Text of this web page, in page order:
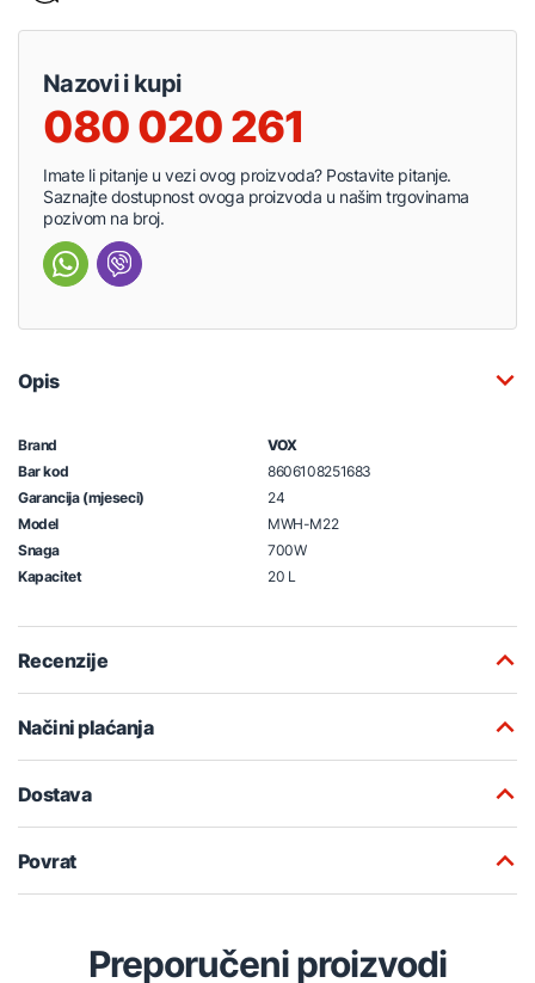
Nazovi i kupi
080 020 261
Imate li pitanje u vezi ovog proizvoda? Postavite pitanje.
Saznajte dostupnost ovoga proizvoda u našim trgovinama
pozivom na broj.
Opis
Brand
VOX
Bar kod
8606108251683
Garancija (mjeseci)
24
Model
MWH-M22
Snaga
700W
Kapacitet
20 L
Recenzije
Načini plaćanja
Dostava
Povrat
Preporučeni proizvodi